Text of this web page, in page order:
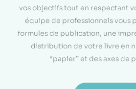
vos objectifs tout en respectant
équipe de professionnels vous
formules de publication, une
distribution de votre livre en
“papier” et des axes de